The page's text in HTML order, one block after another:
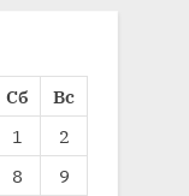
Сб
Вс
1
2
8
9